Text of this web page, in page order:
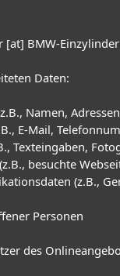
[at] BMW-
Daten:
Namen,
E-Mail,
Texteingaben,
besuchte
(z.B.,
Personen
des